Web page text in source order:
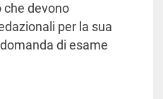
devono
per la sua
di esame